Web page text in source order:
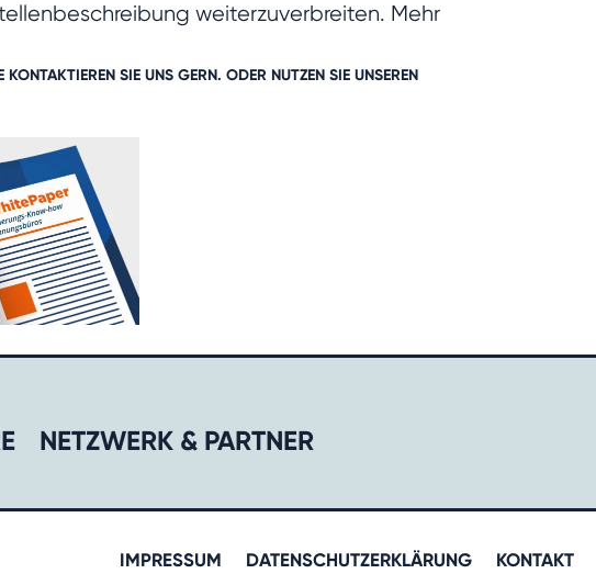
weiterzuverbreiten. Mehr
KONTAKTIEREN SIE UNS GERN. ODER NUTZEN SIE UNSEREN
NETZWERK & PARTNER​
IMPRESSUM DATENSCHUTZERKLÄRUNG KONTAKT